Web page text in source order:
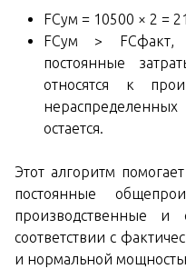
FCум = 10500 × 2 =
FCум > FCфакт,
постоянные
относятся к
остается.
Этот алгоритм
постоянные
производственные и
соответствии с
и нормальной